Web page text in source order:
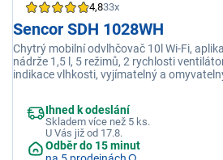
4,833x
Sencor SDH 1028WH
Chytrý mobilní odvlhčovač 10l Wi-Fi,
nádrže 1,5 l, 5 režimů, 2 rychlosti
indikace vlhkosti, vyjímatelný a
Ihned k odeslání
Skladem více než 5 ks.
U Vás již od 17.8.
Odběr do 15 minut